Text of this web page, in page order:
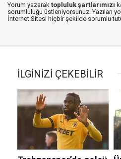
Yorum yazarak topluluk şartlarımızı
sorumluluğu üstleniyorsunuz. Yazılan
İnternet Sitesi hiçbir şekilde sorumlu